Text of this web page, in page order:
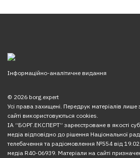
Інформаційно-аналітичне видання
© 2026 borg.expert
Усі права захищені. Передрук матеріалів лише
сайті використовуються cookies.
ІА “БОРГ.ЕКСПЕРТ” зареєстроване в якості
медіа відповідно до рішення Національної
телебачення та радіомовлення №554 від
медіа R40-06939. Матеріали на сайті